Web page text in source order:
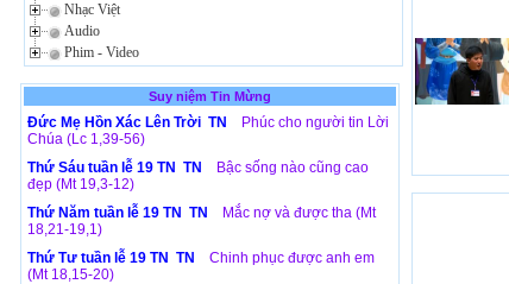
Nhạc Việt
Audio
Phim - Video
Suy niệm Tin Mừng
Đức Mẹ Hồn Xác Lên Trời TN
Phúc cho người tin Lời
Chúa (Lc 1,39-56)
Thứ Sáu tuần lễ 19 TN TN
Bậc sống nào cũng cao
đẹp (Mt 19,3-12)
Thứ Năm tuần lễ 19 TN TN
Mắc nợ và được tha (Mt
18,21-19,1)
Thứ Tư tuần lễ 19 TN TN
Chinh phục được anh em
(Mt 18,15-20)